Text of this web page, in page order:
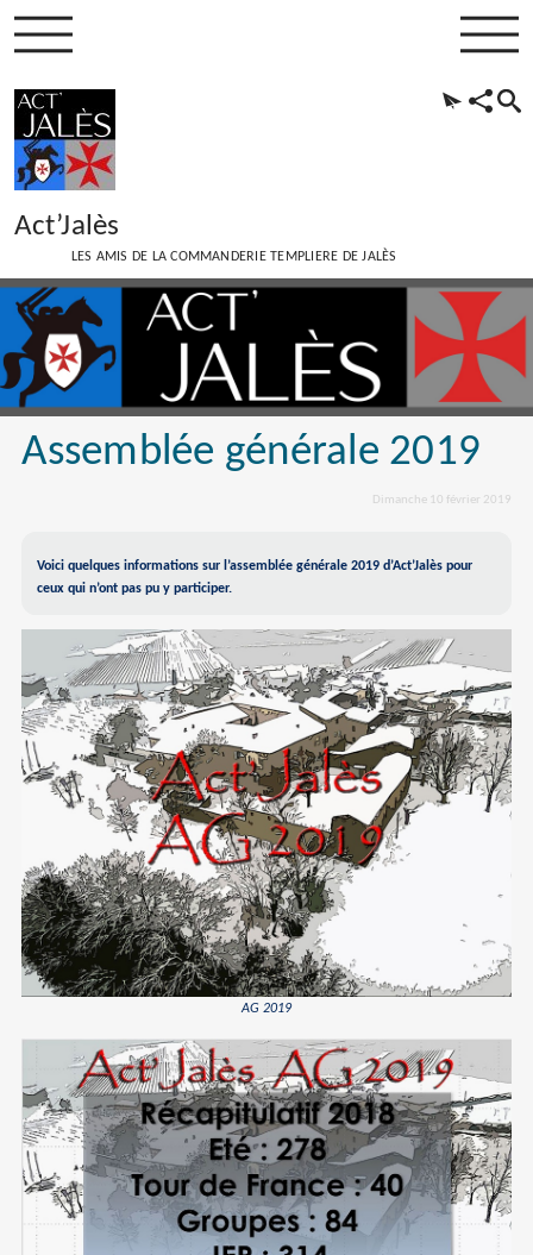
Act’Jalès
LES AMIS DE LA COMMANDERIE TEMPLIERE DE JALÈS
Assemblée générale 2019
Dimanche 10 février 2019
Voici quelques informations sur l’assemblée générale 2019 d’Act’Jalès pour
ceux qui n’ont pas pu y participer.
AG 2019